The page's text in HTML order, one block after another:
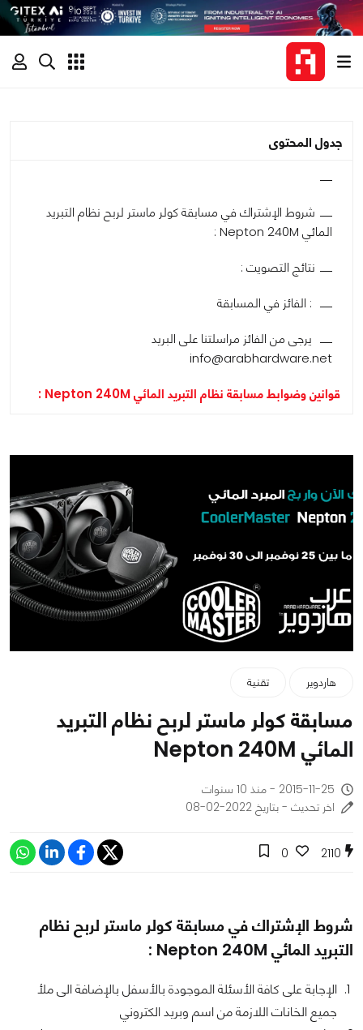
جدول المحتوى
شروط الإشتراك في مسابقة كولر ماستر لربح نظام التبريد
المائي Nepton 240M :
نتائج التصويت :
: الفائز في المسابقة
يرجى من الفائز مراسلتنا على البريد
info@arabhardware.net
قوانين وضوابط مسابقة نظام التبريد المائي Nepton 240M :
هاردوير تقنية
مسابقة كولر ماستر لربح نظام التبريد
المائي Nepton 240M
2015-11-25 - منذ 10 سنوات
اخر تحديث - بتاريخ 2022-02-08
2110
0
شروط الإشتراك في مسابقة كولر ماستر لربح نظام
التبريد المائي Nepton 240M :
الإجابة على كافة الأسئلة الموجودة بالأسفل بالإضافة الى ملأ
جميع الخانات اللازمة من اسم وبريد الكتروني